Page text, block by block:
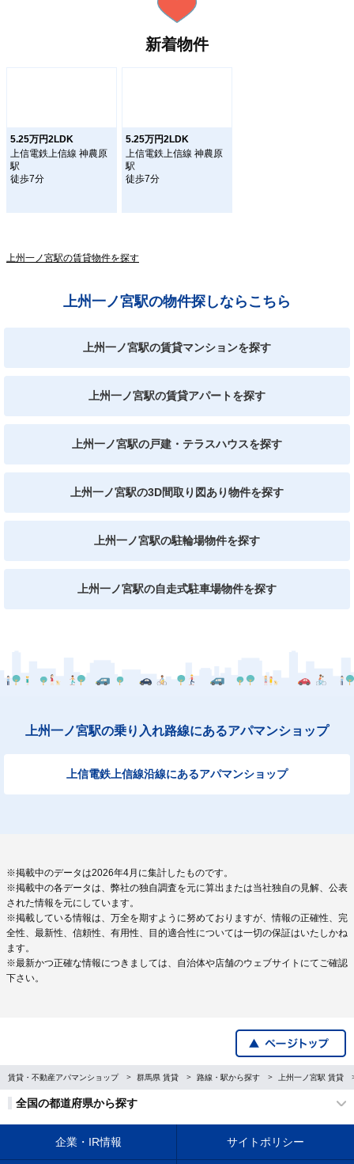
新着物件
5.25万円2LDK
上信電鉄上信線 神農原
駅
徒歩7分
5.25万円2LDK
上信電鉄上信線 神農原
駅
徒歩7分
上州一ノ宮駅の賃貸物件を探す
上州一ノ宮駅の物件探しならこちら
上州一ノ宮駅の賃貸マンションを探す
上州一ノ宮駅の賃貸アパートを探す
上州一ノ宮駅の戸建・テラスハウスを探す
上州一ノ宮駅の3D間取り図あり物件を探す
上州一ノ宮駅の駐輪場物件を探す
上州一ノ宮駅の自走式駐車場物件を探す
上州一ノ宮駅の乗り入れ路線にあるアパマンショップ
上信電鉄上信線沿線にあるアパマンショップ
※掲載中のデータは2026年4月に集計したものです。
※掲載中の各データは、弊社の独自調査を元に算出または当社独自の見解、公表
された情報を元にしています。
※掲載している情報は、万全を期すように努めておりますが、情報の正確性、完
全性、最新性、信頼性、有用性、目的適合性については一切の保証はいたしかね
ます。
※最新かつ正確な情報につきましては、自治体や店舗のウェブサイトにてご確認
下さい。
賃貸・不動産アパマンショップ 群馬県 賃貸 路線・駅から探す 上州一ノ宮駅 賃貸
全国の都道府県から探す
企業・IR情報 サイトポリシー